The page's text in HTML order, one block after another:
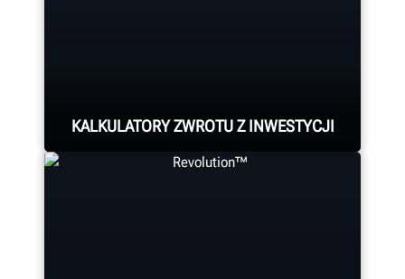
KALKULATORY ZWROTU Z INWESTYCJI